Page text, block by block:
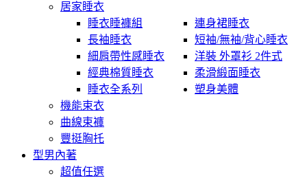
居家睡衣
睡衣睡褲組
連身裙睡衣
長袖睡衣
短袖/無袖/背心睡衣
細肩帶性感睡衣
洋裝 外罩衫 2件式
經典棉質睡衣
柔滑緞面睡衣
睡衣全系列
塑身美體
機能束衣
曲線束褲
豐挺胸托
型男內著
超值任選